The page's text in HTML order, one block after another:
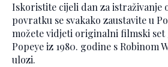
Iskoristite cijeli dan za istraživanje
povratku se svakako zaustavite u
možete vidjeti originalni filmski set
Popeye iz 1980. godine s Robinom
ulozi.